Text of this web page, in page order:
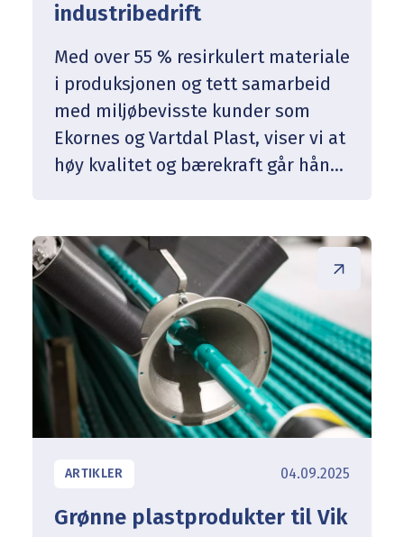
industribedrift
Med over 55 % resirkulert materiale
i produksjonen og tett samarbeid
med miljøbevisste kunder som
Ekornes og Vartdal Plast, viser vi at
høy kvalitet og bærekraft går hånd
ARTIKLER 04.09.2025
Grønne plastprodukter til Vik